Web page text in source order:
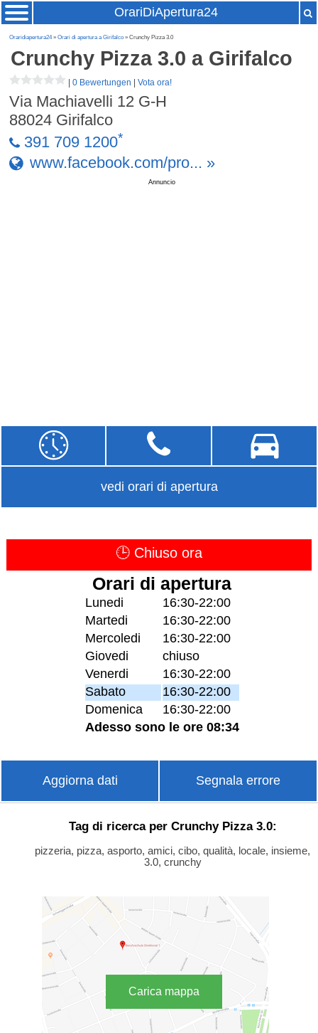
OrariDiApertura24
Oraridiapertura24»Orari di apertura a Girifalco » Crunchy Pizza 3.0
Crunchy Pizza 3.0 a Girifalco
|0 Bewertungen |Vota ora!
Via Machiavelli 12 G-H
88024 Girifalco
391 709 1200*
www.facebook.com/pro... »
Annuncio
vedi orari di apertura
🕒 Chiuso ora
Orari di apertura
Lunedi
16:30-22:00
Martedi
16:30-22:00
Mercoledi
16:30-22:00
Giovedi
chiuso
Venerdi
16:30-22:00
Sabato
16:30-22:00
Domenica
16:30-22:00
Adesso sono le ore 08:34
Aggiorna dati Segnala errore
Tag di ricerca per Crunchy Pizza 3.0:
pizzeria, pizza, asporto, amici, cibo, qualità, locale, insieme,
3.0, crunchy
Carica mappa